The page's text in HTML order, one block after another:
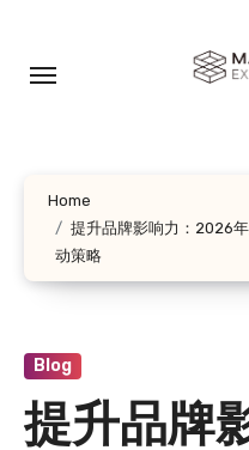
Home
提升品牌影响力：2026
动策略
Blog
提升品牌